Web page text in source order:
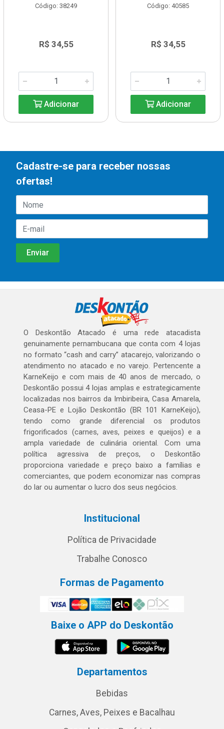
Código: 38249
R$ 34,55
Adicionar
Código: 40585
R$ 34,55
Adicionar
Cadastre-se para receber nossas
ofertas!
O Deskontão Atacado é uma rede atacadista
genuinamente pernambucana que conta com 4 lojas
no formato “cash and carry” atacarejo, valorizando o
atendimento no atacado e no varejo. Pertencente a
KarneKeijo e com mais de 40 anos de mercado, o
Deskontão possui 4 lojas amplas e estrategicamente
localizadas nos bairros da Imbiribeira, Casa Amarela,
Ceasa-PE e Lojão Deskontão (BR 101 KarneKeijo),
tendo como grande diferencial os produtos
frigorificados (carnes, aves, peixes e queijos) e a
ampla variedade de culinária oriental. Com uma
política agressiva de preços, o Deskontão
proporciona variedade e preço baixo a famílias e
comerciantes, que podem economizar nas compras
do lar ou aumentar o lucro dos seus negócios.
Institucional
Política de Privacidade
Trabalhe Conosco
Formas de Pagamento
Baixe o APP do Deskontão
Departamentos
Bebidas
Carnes, Aves, Peixes e Bacalhau